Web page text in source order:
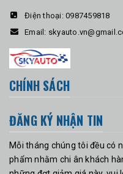
Điện thoại: 0987459818
Email:
CHÍNH SÁCH
ĐĂNG KÝ NHẬN TIN
Mỗi tháng chúng tôi đều có
phẩm nhằm chi ân khách